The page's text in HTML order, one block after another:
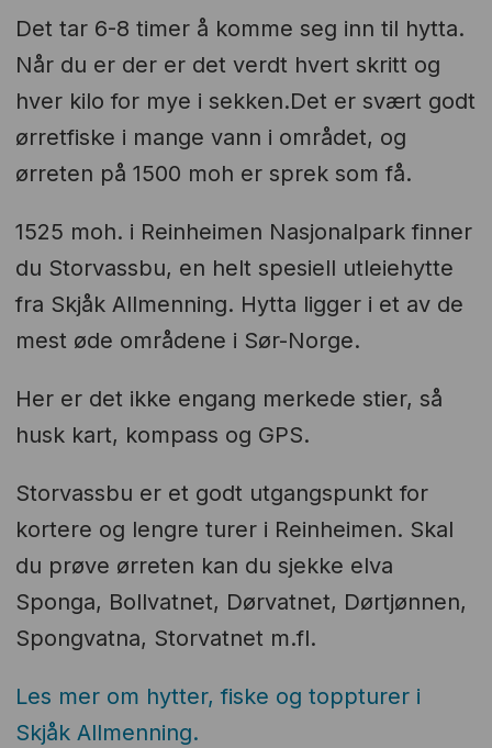
Det tar 6-8 timer å komme seg inn til hytta.
Når du er der er det verdt hvert skritt og
hver kilo for mye i sekken.Det er svært godt
ørretfiske i mange vann i området, og
ørreten på 1500 moh er sprek som få.
1525 moh. i Reinheimen Nasjonalpark finner
du Storvassbu, en helt spesiell utleiehytte
fra Skjåk Allmenning. Hytta ligger i et av de
mest øde områdene i Sør-Norge.
Her er det ikke engang merkede stier, så
husk kart, kompass og GPS.
Storvassbu er et godt utgangspunkt for
kortere og lengre turer i Reinheimen. Skal
du prøve ørreten kan du sjekke elva
Sponga, Bollvatnet, Dørvatnet, Dørtjønnen,
Spongvatna, Storvatnet m.fl.
Les mer om hytter, fiske og toppturer i
Skjåk Allmenning.